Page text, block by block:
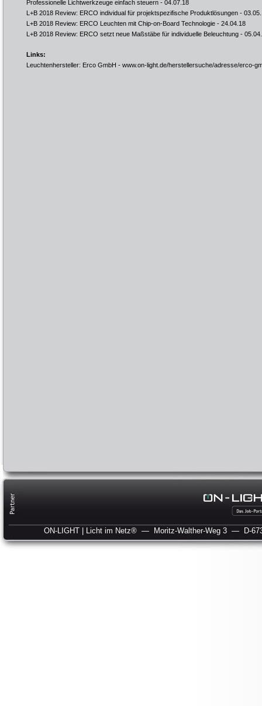
Professionelle Lichtwerkzeuge einfach steuern - 04.07.18
L+B 2018 Review: ERCO individual für projektspezifische Produktlösungen -
L+B 2018 Review: ERCO Leuchten mit Chip-on-Board Technologie - 24.04.18
L+B 2018 Review: ERCO setzt neue Maßstäbe für individuelle Beleuchtung -
Links:
Leuchtenhersteller: Erco GmbH - www.on-light.de/herstellersuche/adresse/erco-
ON-LIGHT | Licht im Netz® — Moritz-Walther-Weg 3 — D-